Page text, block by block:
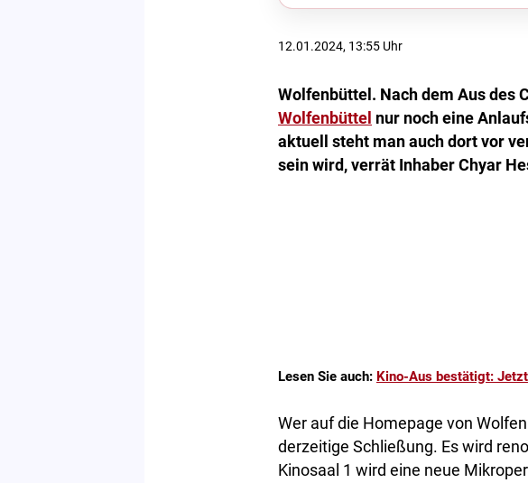
12.01.2024, 13:55 Uhr
Wolfenbüttel. Nach dem Aus des
Wolfenbüttel nur noch eine
aktuell steht man auch dort vor
sein wird, verrät Inhaber Chyar
Lesen Sie auch: Kino-Aus bestätigt:
Wer auf die Homepage von
derzeitige Schließung. Es wird
Kinosaal 1 wird eine neue